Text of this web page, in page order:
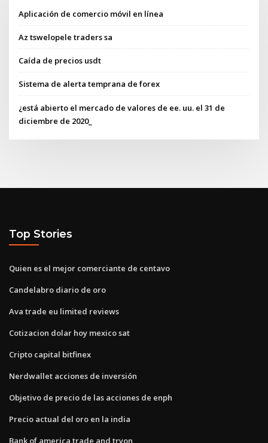
Aplicación de comercio móvil en línea
Az tswelopele traders sa
Caída de precios usdt
Sistema de alerta temprana de forex
¿está abierto el mercado de valores de ee. uu. el 31 de
diciembre de 2020_
Top Stories
Quien es el mejor comerciante de centavo
Candelabro diario de oro
Ava trade eu limited reviews
Cotizacion dolar hoy mexico sat
Cripto capital bitfinex
Nerdwallet acciones de inversión
Objetivo de precio de las acciones de enph
Precio actual del oro en la india
Bank of america trade and tryon